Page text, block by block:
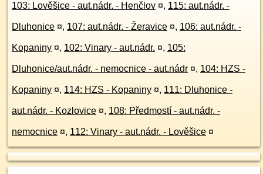
103: Lověšice - aut.nádr. - Henčlov ¤, 115: aut.nádr. -
Dluhonice ¤, 107: aut.nádr. - Žeravice ¤, 106: aut.nádr. -
Kopaniny ¤, 102: Vinary - aut.nádr. ¤, 105:
Dluhonice/aut.nádr. - nemocnice - aut.nádr ¤, 104: HZS -
Kopaniny ¤, 114: HZS - Kopaniny ¤, 111: Dluhonice -
aut.nádr. - Kozlovice ¤, 108: Předmostí - aut.nádr. -
nemocnice ¤, 112: Vinary - aut.nádr. - Lověšice ¤